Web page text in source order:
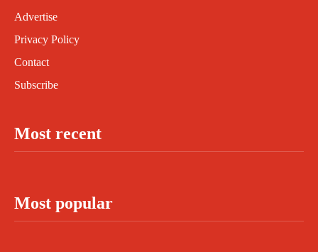
Advertise
Privacy Policy
Contact
Subscribe
Most recent
Most popular